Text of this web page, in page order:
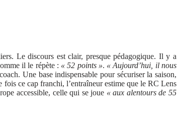
Le discours est clair, presque pédagogique. Il y a
il le répète : « 52 points ». « Aujourd’hui, il nous
Une base indispensable pour sécuriser la saison,
ce cap franchi, l’entraîneur estime que le RC Lens
accessible, celle qui se joue « aux alentours de 55